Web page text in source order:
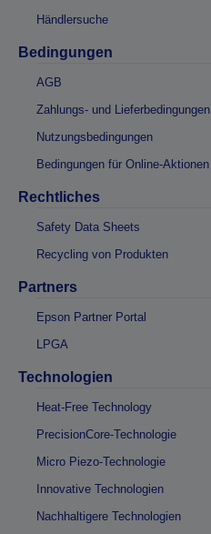
Händlersuche
Bedingungen
AGB
Zahlungs- und Lieferbedingungen
Nutzungsbedingungen
Bedingungen für Online-Aktionen
Rechtliches
Safety Data Sheets
Recycling von Produkten
Partners
Epson Partner Portal
LPGA
Technologien
Heat-Free Technology
PrecisionCore-Technologie
Micro Piezo-Technologie
Innovative Technologien
Nachhaltigere Technologien